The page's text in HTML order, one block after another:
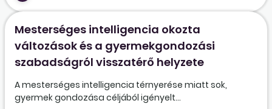
Mesterséges intelligencia okozta
változások és a gyermekgondozási
szabadságról visszatérő helyzete
A mesterséges intelligencia térnyerése miatt sok,
gyermek gondozása céljából igényelt...